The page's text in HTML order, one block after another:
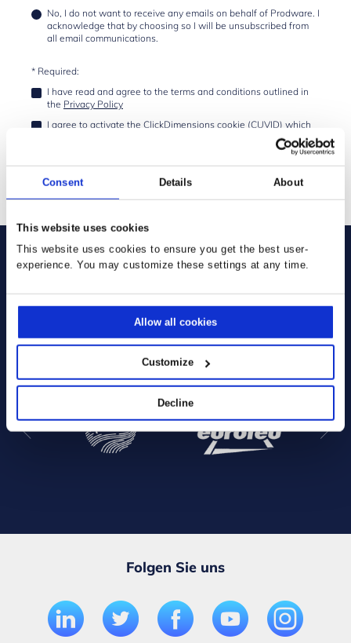
Consent Details About
This website uses cookies
This website uses cookies to ensure you get the best user-
experience. You may customize these settings at any time.
Allow all cookies
Customize
Decline
No, I do not want to receive any emails on behalf of Prodware. I
acknowledge that by choosing so I will be unsubscribed from
all email communications.
* Required:
I have read and agree to the terms and conditions outlined in
the Privacy Policy
I agree to activate the ClickDimensions cookie (CUVID) which
Sie verwenden bereits unsere
Lösungen:
Folgen Sie uns